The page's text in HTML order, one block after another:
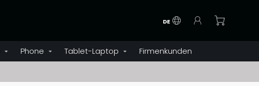
DE
Phone Tablet-Laptop Firmenkunden